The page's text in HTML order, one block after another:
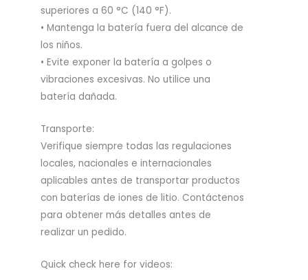
superiores a 60 °C (140 °F).
• Mantenga la batería fuera del alcance de
los niños.
• Evite exponer la batería a golpes o
vibraciones excesivas. No utilice una
batería dañada.
Transporte:
Verifique siempre todas las regulaciones
locales, nacionales e internacionales
aplicables antes de transportar productos
con baterías de iones de litio. Contáctenos
para obtener más detalles antes de
realizar un pedido.
Quick check here for videos: